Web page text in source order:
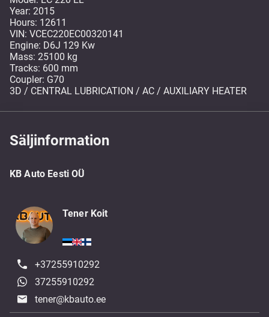
Year: 2015
Hours: 12611
VIN: VCEC220EC00320141
Engine: D6J 129 Kw
Mass: 25100 kg
Tracks: 600 mm
Coupler: G70
3D / CENTRAL LUBRICATION / AC / AUXILIARY HEATER
Säljinformation
KB Auto Eesti OÜ
Tener Koit
+37255910292
37255910292
tener@kbauto.ee